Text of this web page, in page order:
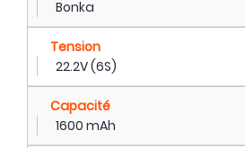
Bonka
Tension
22.2V (6S)
Capacité
1600 mAh